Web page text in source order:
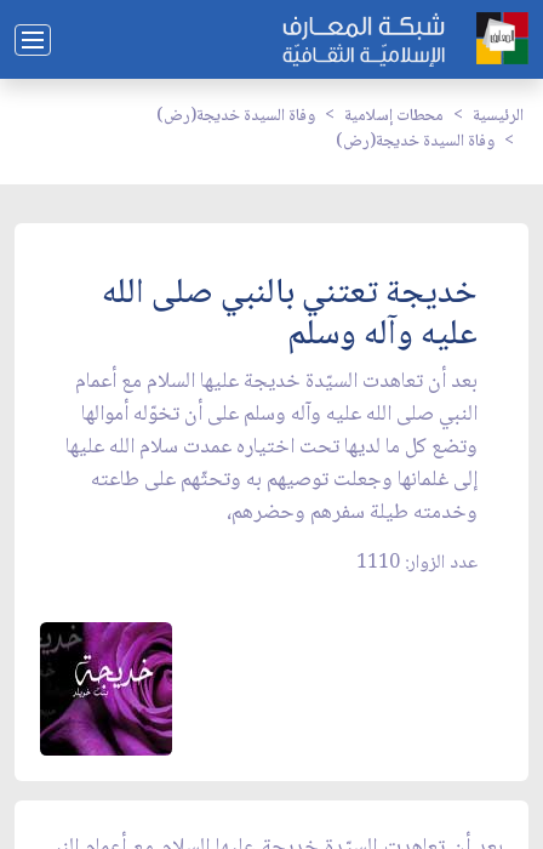
الرئيسية محطات إسلامية
وفاة السيدة خديجة(رض)
وفاة السيدة خديجة(رض)
خديجة تعتني بالنبي صلى الله
عليه وآله وسلم
بعد أن تعاهدت السيّدة خديجة عليها السلام مع أعمام
النبي صلى الله عليه وآله وسلم على أن تخوّله أموالها
وتضع كل ما لديها تحت اختياره عمدت سلام الله عليها
إلى غلمانها وجعلت توصيهم به وتحثّهم على طاعته
وخدمته طيلة سفرهم وحضرهم،
عدد الزوار: 1110